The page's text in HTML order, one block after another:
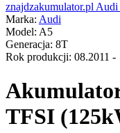
znajdzakumulator.pl Audi
Marka: Audi
Model: A5
Generacja: 8T
Rok produkcji: 08.2011 -
TFSI